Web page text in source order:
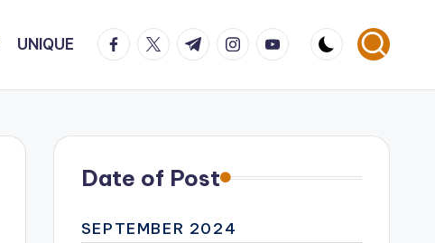
UNIQUE facebook.com
twitter.com
t.me instagram.com
youtube.com
Date of Post
SEPTEMBER 2024